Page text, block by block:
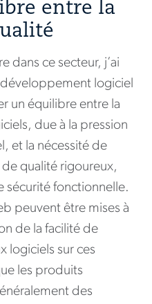
entre la
dans ce secteur, j’ai
logiciel
un équilibre entre la
due à la pression
et la nécessité de
qualité rigoureux,
sécurité fonctionnelle.
peuvent être mises à
de la facilité de
logiciels sur ces
les produits
des